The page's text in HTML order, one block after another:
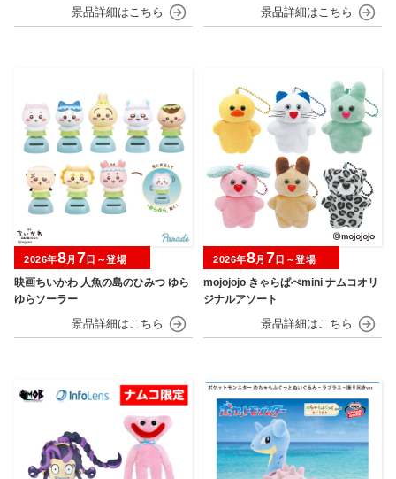
映画ちいかわ 人魚の島のひみつ ゆら
ゆらソーラー
2026年8月 7 日～登場
mojojojo きゃらぱぺmini ナムコオリ
ジナルアソート
2026年8月 7 日～登場